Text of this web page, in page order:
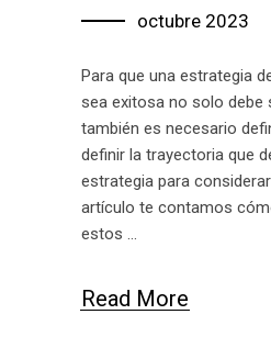
octubre 2023
Para que una estrategia
sea exitosa no solo debe
también es necesario
definir la trayectoria que
estrategia para
artículo te contamos
estos
Read More